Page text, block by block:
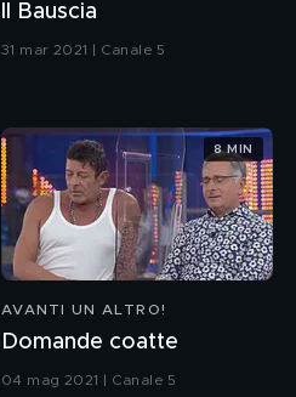
Il Bauscia
31 mar 2021 | Canale 5
AVANTI UN ALTRO!
Domande coatte
04 mag 2021 | Canale 5
8 MIN